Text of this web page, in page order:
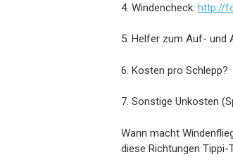
4. Windencheck: http://
5. Helfer zum Auf- und
6. Kosten pro Schlepp?
7. Sonstige Unkosten
Wann macht
diese Richtungen